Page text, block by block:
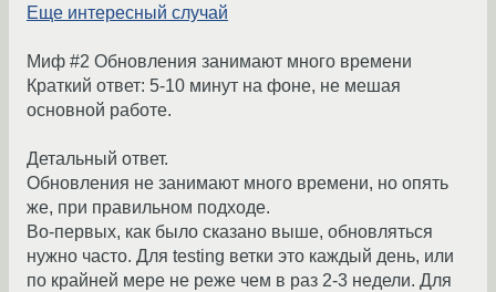
Еще интересный случай
Миф #2 Обновления занимают много времени
Краткий ответ: 5-10 минут на фоне, не мешая
основной работе.
Детальный ответ.
Обновления не занимают много времени, но опять
же, при правильном подходе.
Во-первых, как было сказано выше, обновляться
нужно часто. Для testing ветки это каждый день, или
по крайней мере не реже чем в раз 2-3 недели. Для